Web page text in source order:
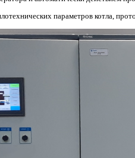
параметров котла,